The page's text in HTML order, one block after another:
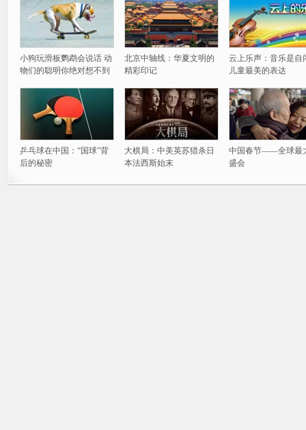
小狗玩滑板鹦鹉会说话 动
物们的聪明你绝对想不到
北京中轴线：华夏文明的
精彩印记
云上乐声：音乐是自
儿童最美的表达
乒乓球在中国：“国球”背
后的秘密
大棋局：中美英苏猎杀日
本法西斯始末
中国春节——全球最
盛会